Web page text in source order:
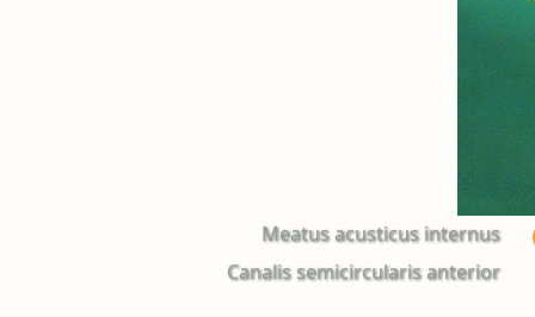
Meatus acusticus internus
Canalis semicircularis anterior